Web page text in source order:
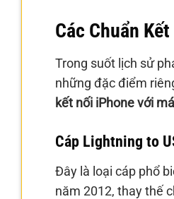
Các Chuẩn
Trong suốt lịch sử
những đặc điểm
kết nối iPhone với
Cáp Lightning to
Đây là loại cáp phổ
năm 2012, thay thế